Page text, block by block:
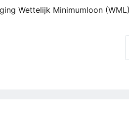
Wettelijk Minimumloon (WML)